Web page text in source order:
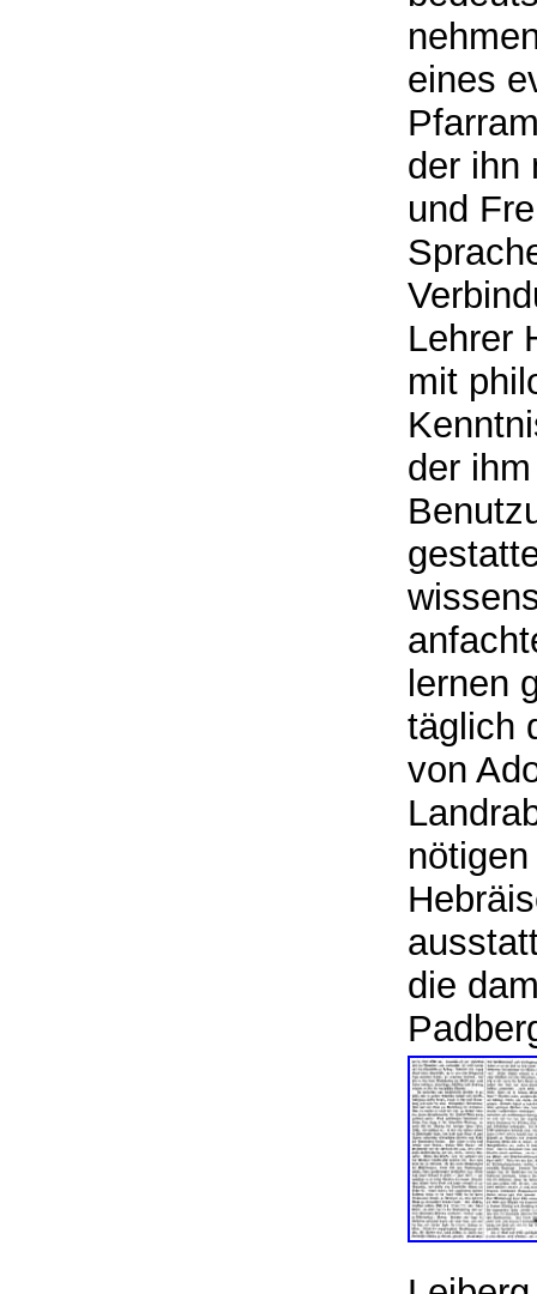
eines
der ihn
und
Lehrer
mit
der
lernen
täglich
von
die